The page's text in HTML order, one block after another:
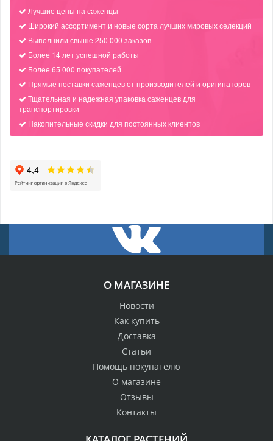
Лучшие цены на саженцы
Широкий ассортимент и новые сорта лучших мировых селекций
Выполнили свыше 250 000 заказов
Более 14 лет успешной работы
Более 65 000 покупателей
Прямые поставки саженцев от производителей и оригинаторов
Тщательная и надежная упаковка саженцев для
транспортировки
Накопительные скидки для постоянных клиентов
О МАГАЗИНЕ
Новости
Как купить
Доставка
Статьи
Помощь покупателю
О магазине
Отзывы
Контакты